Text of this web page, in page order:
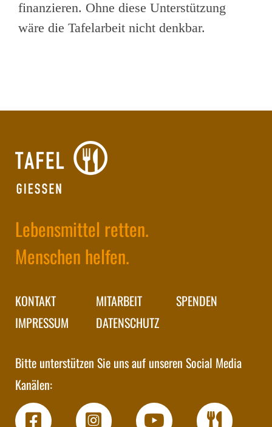
finanzieren. Ohne diese Unterstützung
wäre die Tafelarbeit nicht denkbar.
Lebensmittel retten.
Menschen helfen.
KONTAKT
IMPRESSUM
MITARBEIT
DATENSCHUTZ
SPENDEN
Bitte unterstützen Sie uns auf unseren Social Media
Kanälen: